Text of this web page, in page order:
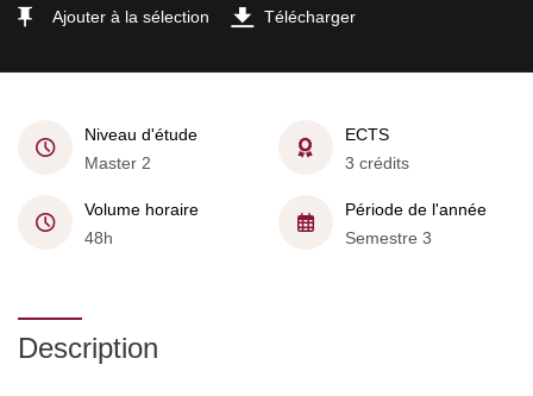
Ajouter à la sélection Télécharger
Niveau d'étude
Master 2
ECTS
3 crédits
Volume horaire
48h
Période de l'année
Semestre 3
Description